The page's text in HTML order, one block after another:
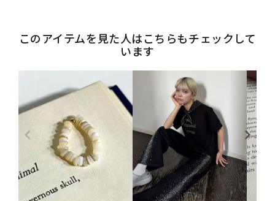
このアイテムを見た人はこちらもチェックして
います